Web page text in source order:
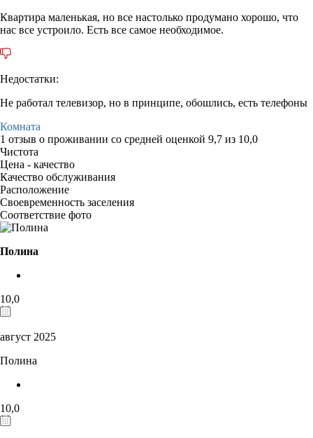
Квартира маленькая, но все настолько продумано хорошо, что
нас все устроило. Есть все самое необходимое.
Недостатки:
Не работал телевизор, но в принципе, обошлись, есть телефоны
Комната
1 отзыв о проживании со средней оценкой 9,7 из 10,0
Чистота
Цена - качество
Качество обслуживания
Расположение
Своевременность заселения
Соответствие фото
Полина
10,0
август 2025
Полина
10,0